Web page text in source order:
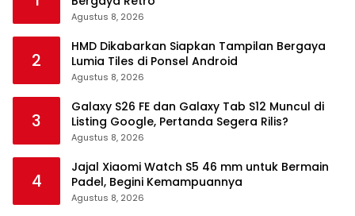
Agustus 8, 2026
2
HMD Dikabarkan Siapkan Tampilan Bergaya
Lumia Tiles di Ponsel Android
Agustus 8, 2026
3
Galaxy S26 FE dan Galaxy Tab S12 Muncul di
Listing Google, Pertanda Segera Rilis?
Agustus 8, 2026
4
Jajal Xiaomi Watch S5 46 mm untuk Bermain
Padel, Begini Kemampuannya
Agustus 8, 2026